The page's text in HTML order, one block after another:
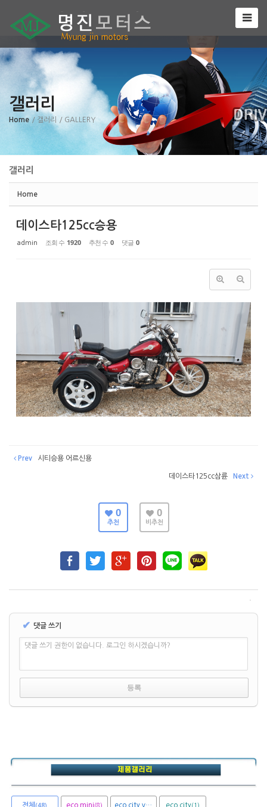
갤러리
Home / 갤러리 / GALLERY
갤러리
Home
데이스타125cc승용
admin 조회 수 1920 추천 수 0 댓글 0
Prev 시티승용 어르신용
데이스타125cc삼륜 Next
0
추천
0
비추천
✔ 댓글 쓰기
댓글 쓰기 권한이 없습니다. 로그인 하시겠습니까?
전체 (48) eco mini (8) eco city van eco city(1)
Sketchbook5, 스케치북5
Sketchbook5, 스케치북5